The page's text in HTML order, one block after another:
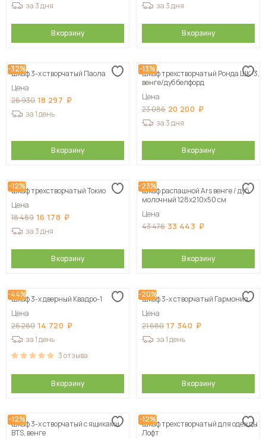
за 3 дня
В корзину
за 3 дня
В корзину
-32%
Шкаф 3-х створчатый Паола
Цена
26 930 18 297
за 1 день
В корзину
-13%
Шкаф трехстворчатый Ронда ШК-3,
венге/дуб белфорд
Цена
23 086 20 200
за 3 дня
В корзину
-12%
Шкаф трехстворчатый Токио
Цена
18 489 16 178
за 3 дня
В корзину
-23%
Шкаф распашной Ars венге / дуб
молочный 128х210х50 см
Цена
43 476 33 443
В корзину
-44%
Шкаф 3-х дверный Квадро-1
Цена
26 280 14 720
за 1 день
3отзыва
В корзину
-20%
Шкаф 3-х створчатый Гармония
Цена
21 680 17 340
за 1 день
В корзину
-12%
Шкаф 3-х створчатый с ящиками
BTS, венге
-12%
Шкаф трехстворчатый для одежды
Лофт